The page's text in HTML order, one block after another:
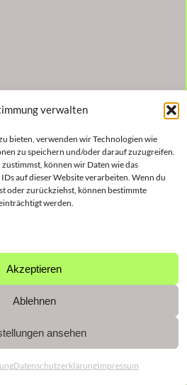
verwalten
bieten, verwenden wir Technologien wie
zu speichern und/oder darauf zuzugreifen.
können wir Daten wie das
auf dieser Website verarbeiten. Wenn du
oder zurückziehst, können bestimmte
werden.
Akzeptieren
Ablehnen
ansehen
DatenschutzerklärungImpressum